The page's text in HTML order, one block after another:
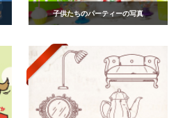
子供たちのパーティーの写真